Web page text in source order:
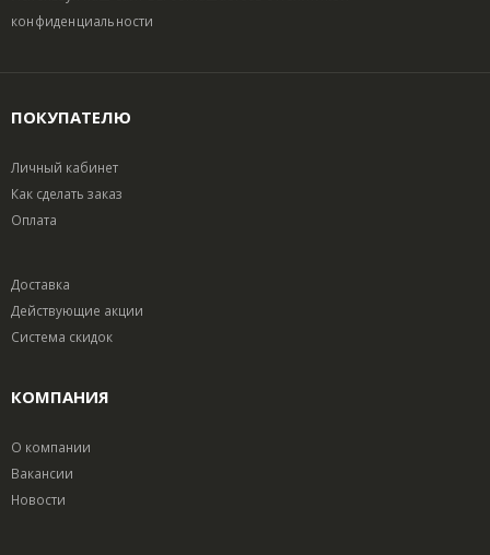
конфиденциальности
ПОКУПАТЕЛЮ
Личный кабинет
Как сделать заказ
Оплата
Доставка
Действующие акции
Система скидок
КОМПАНИЯ
О компании
Вакансии
Новости